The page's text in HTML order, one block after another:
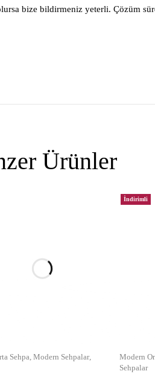
bize bildirmeniz yeterli. Çözüm
Ürünler
Sehpa,Modern Sehpalar,
İndirimli
Modern
Sehpalar